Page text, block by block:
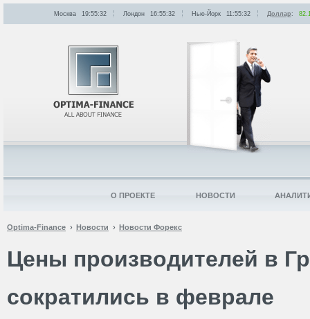
Optima-Finance Новости Новости Форекс
Цены производителей в
сократились в феврале
Москва 19:55:32 Лондон 16:55:32 Нью-Йорк 11:55:32 Доллар:
О ПРОЕКТЕ НОВОСТИ